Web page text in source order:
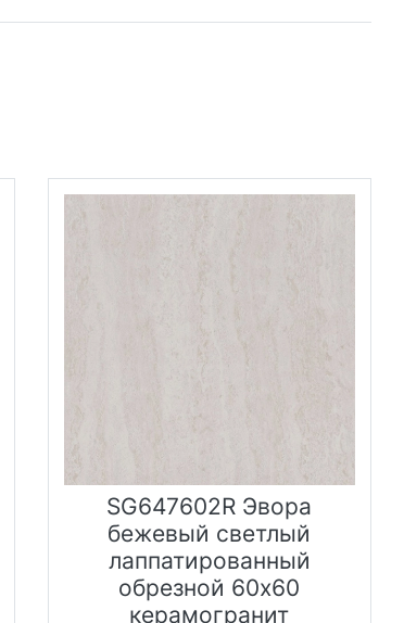
SG647602R Эвора
бежевый светлый
лаппатированный
обрезной 60х60
керамогранит